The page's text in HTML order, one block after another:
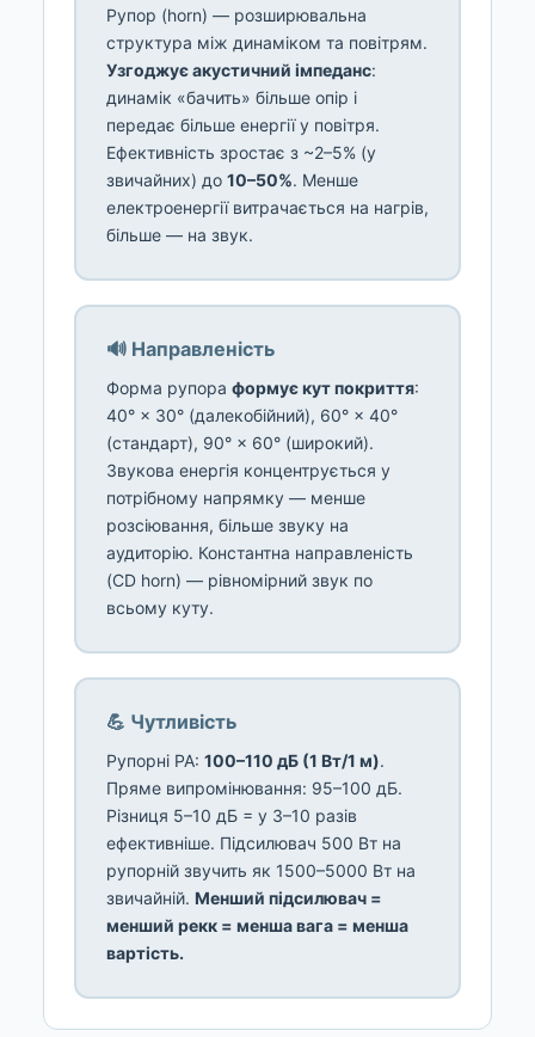
Рупор (horn) — розширювальна
структура між динаміком та повітрям.
Узгоджує акустичний імпеданс:
динамік «бачить» більше опір і
передає більше енергії у повітря.
Ефективність зростає з ~2–5% (у
звичайних) до 10–50%. Менше
електроенергії витрачається на нагрів,
більше — на звук.
🔊 Направленість
Форма рупора формує кут покриття:
40° × 30° (далекобійний), 60° × 40°
(стандарт), 90° × 60° (широкий).
Звукова енергія концентрується у
потрібному напрямку — менше
розсіювання, більше звуку на
аудиторію. Константна направленість
(CD horn) — рівномірний звук по
всьому куту.
💪 Чутливість
Рупорні PA: 100–110 дБ (1 Вт/1 м).
Пряме випромінювання: 95–100 дБ.
Різниця 5–10 дБ = у 3–10 разів
ефективніше. Підсилювач 500 Вт на
рупорній звучить як 1500–5000 Вт на
звичайній. Менший підсилювач =
менший рекк = менша вага = менша
вартість.